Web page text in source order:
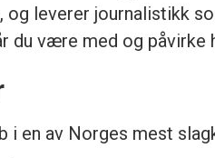
og leverer journalistikk
du være med og påvirke
i en av Norges mest